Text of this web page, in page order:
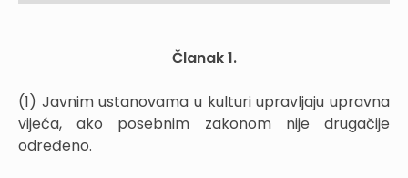
Članak 1.
(1) Javnim ustanovama u kulturi upravljaju upravna
vijeća, ako posebnim zakonom nije drugačije
određeno.